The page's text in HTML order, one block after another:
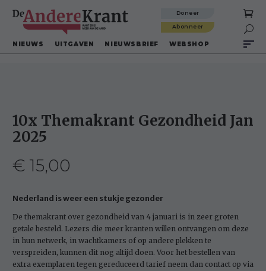
Doneer
Abonneer 
NIEUWS UITGAVEN NIEUWSBRIEF WEBSHOP
10x Themakrant Gezondheid Jan
2025
€ 15,00
Nederland is weer een stukje gezonder
De themakrant over gezondheid van 4 januari is in zeer groten
getale besteld. Lezers die meer kranten willen ontvangen om deze
in hun netwerk, in wachtkamers of op andere plekken te
verspreiden, kunnen dit nog altijd doen. Voor het bestellen van
extra exemplaren tegen gereduceerd tarief neem dan contact op via